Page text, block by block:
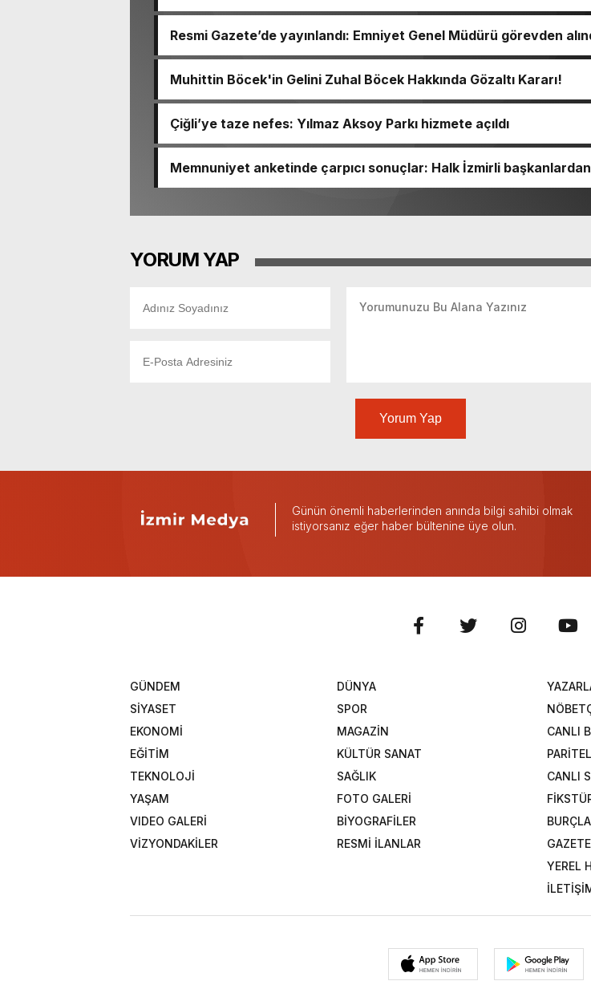
Resmi Gazete’de yayınlandı: Emniyet Genel Müdürü görevden
Muhittin Böcek'in Gelini Zuhal Böcek Hakkında Gözaltı Kararı!
Çiğli’ye taze nefes: Yılmaz Aksoy Parkı hizmete açıldı
Memnuniyet anketinde çarpıcı sonuçlar: Halk İzmirli
YORUM YAP
Yorum Yap
Günün önemli haberlerinden anında bilgi sahibi olmak
istiyorsanız eğer haber bültenine üye olun.
GÜNDEM
DÜNYA
SİYASET
SPOR
EKONOMİ
MAGAZİN
EĞİTİM
KÜLTÜR SANAT
TEKNOLOJİ
SAĞLIK
YAŞAM
FOTO GALERİ
VIDEO GALERİ
BİYOGRAFİLER
VİZYONDAKİLER
RESMİ İLANLAR
CANLI
CANLI
YEREL